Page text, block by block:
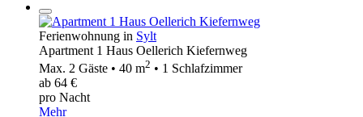
Ferienwohnung in Sylt
Apartment 1 Haus Oellerich Kiefernweg
Max. 2 Gäste • 40 m2 • 1 Schlafzimmer
ab 64 €
pro Nacht
Mehr